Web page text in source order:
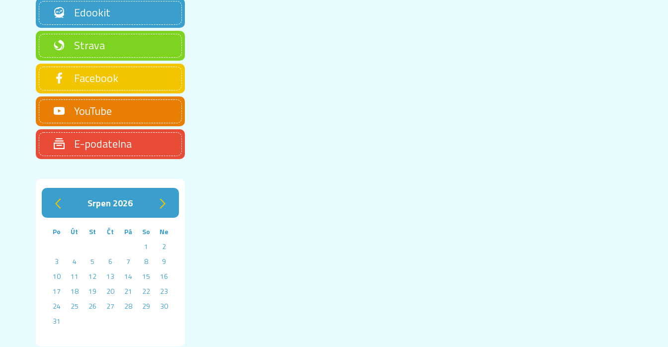
Edookit
Strava
Facebook
YouTube
E-podatelna
‹ srpen 2026 ›
Po Út St Čt Pá So
Ne
1
2
3
4 5 6 7 8
9
10
11 12 13 14 15
16
17
18 19 20 21 22
23
24
25 26 27 28 29
30
31